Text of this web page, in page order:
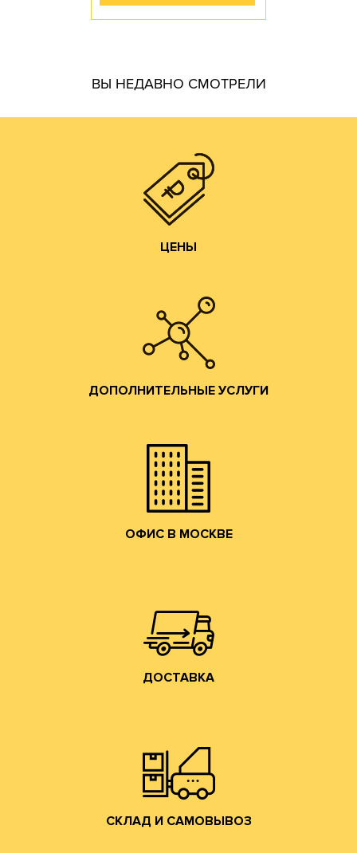
ВЫ НЕДАВНО СМОТРЕЛИ
ЦЕНЫ
ЦЕНЫ
Цены на гофротару нашего производства всегда ниже,
чем у посредников или переработчиков, так как сырье
производства готовой продукции осуществляем
производить практически все возможные виды и типы
гофротары.
ДОПОЛНИТЕЛЬНЫЕ УСЛУГИ
ДОПОЛНИТЕЛЬНЫЕ УСЛУГИ
Разработка конструкций;
Изготовление штанц-форм;
ОФИС В МОСКВЕ
ОФИС В МОСКВЕ
Мы приглашаем действующих и потенциальных
привлекательные условия сотрудничества.
помощь по всем вопросам производства гофротары.
ДОСТАВКА
ДОСТАВКА
СКЛАД И САМОВЫВОЗ
СКЛАД И САМОВЫВОЗ